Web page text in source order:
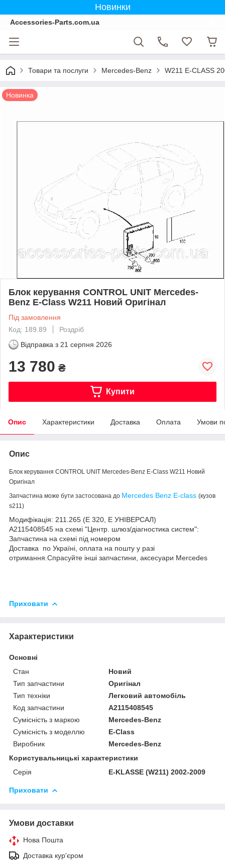
Новинки
Accessories-Parts.com.ua
Товари та послуги Mercedes-Benz W211 E-CLASS
Новинка
Блок керування CONTROL UNIT Mercedes-
Benz E-Class W211 Новий Оригінал
Під замовлення
Код: 189.89
Роздріб
Відправка з 21 серпня 2026
13 780 ₴
Купити
Опис Характеристики Доставка Оплата Умови
Опис
Блок керування CONTROL UNIT Mercedes-Benz E-Class W211 Новий
Оригінал
Запчастина може бути застосована до Mercedes Benz E-class (кузов
s211)
Модифікація: 211.265 (E 320, E УНІВЕРСАЛ)
A2115408545 на схемі "Центр. шлюз/діагностика систем":
Запчастина на схемі під номером
Доставка по Україні, оплата на пошту у разі
отримання.Спрасуйте інші запчастини, аксесуари Mercedes
Приховати
Характеристики
Основні
Стан
Новий
Тип запчастини
Оригінал
Тип техніки
Легковий автомобіль
Код запчастини
A2115408545
Сумісність з маркою
Mercedes-Benz
Сумісність з моделлю
E-Class
Виробник
Mercedes-Benz
Користувальницькі характеристики
Серія
E-KLASSE (W211) 2002-2009
Приховати
Умови доставки
Нова Пошта
Доставка кур'єром